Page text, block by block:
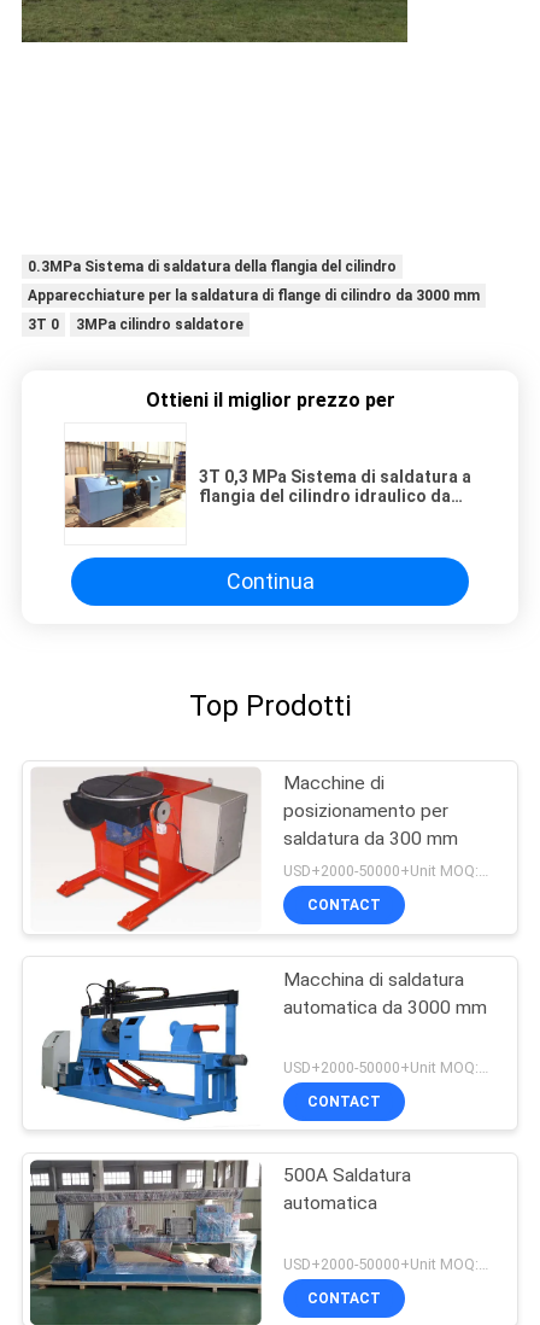
0.3MPa Sistema di saldatura della flangia del cilindro
Apparecchiature per la saldatura di flange di cilindro da 3000 mm
3T 0
3MPa cilindro saldatore
Ottieni il miglior prezzo per
3T 0,3 MPa Sistema di saldatura a
flangia del cilindro idraulico da
Continua
Top Prodotti
Macchine di
posizionamento per
saldatura da 300 mm
USD+2000-50000+Unit MOQ:1 unità
CONTACT
Macchina di saldatura
automatica da 3000 mm
USD+2000-50000+Unit MOQ:1 unità
CONTACT
500A Saldatura
automatica
USD+2000-50000+Unit MOQ:1 unità
CONTACT